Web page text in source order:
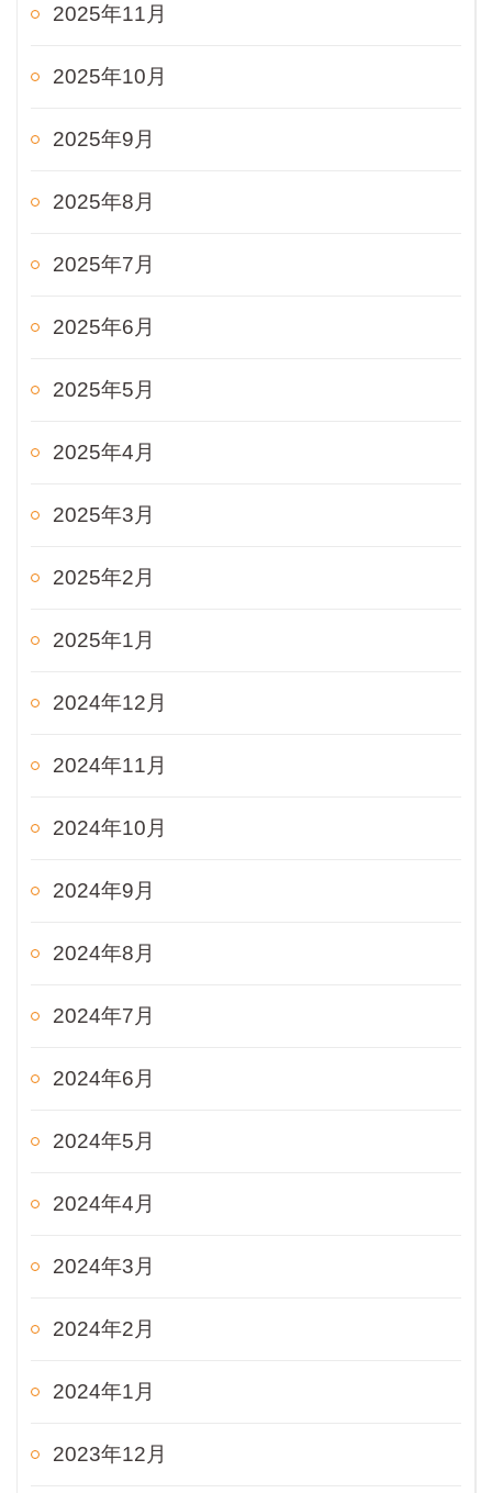
2025年11月
2025年10月
2025年9月
2025年8月
2025年7月
2025年6月
2025年5月
2025年4月
2025年3月
2025年2月
2025年1月
2024年12月
2024年11月
2024年10月
2024年9月
2024年8月
2024年7月
2024年6月
2024年5月
2024年4月
2024年3月
2024年2月
2024年1月
2023年12月